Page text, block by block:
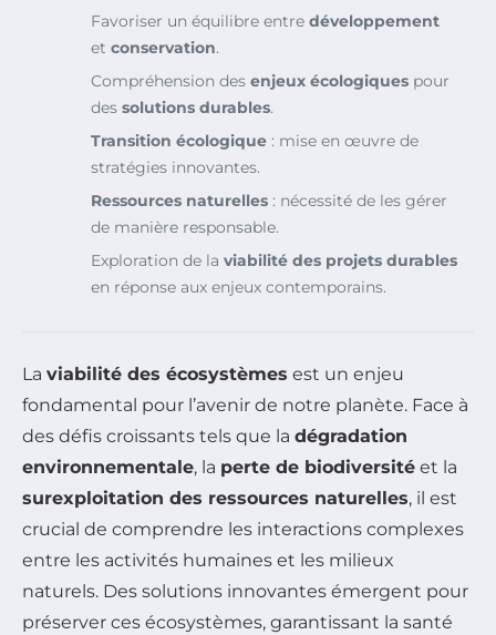
Favoriser un équilibre entre développement
et conservation.
Compréhension des enjeux écologiques pour
des solutions durables.
Transition écologique : mise en œuvre de
stratégies innovantes.
Ressources naturelles : nécessité de les gérer
de manière responsable.
Exploration de la viabilité des projets durables
en réponse aux enjeux contemporains.
La viabilité des écosystèmes est un enjeu
fondamental pour l’avenir de notre planète. Face à
des défis croissants tels que la dégradation
environnementale, la perte de biodiversité et la
surexploitation des ressources naturelles, il est
crucial de comprendre les interactions complexes
entre les activités humaines et les milieux
naturels. Des solutions innovantes émergent pour
préserver ces écosystèmes, garantissant la santé